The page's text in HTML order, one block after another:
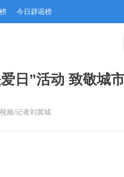
今日辟谣榜
日”活动 致敬城
频/记者刘冀城